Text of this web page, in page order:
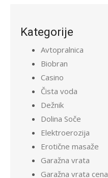
Kategorije
Avtopralnica
Biobran
Casino
Čista voda
Dežnik
Dolina Soče
Elektroerozija
Erotične masaže
Garažna vrata
Garažna vrata cena